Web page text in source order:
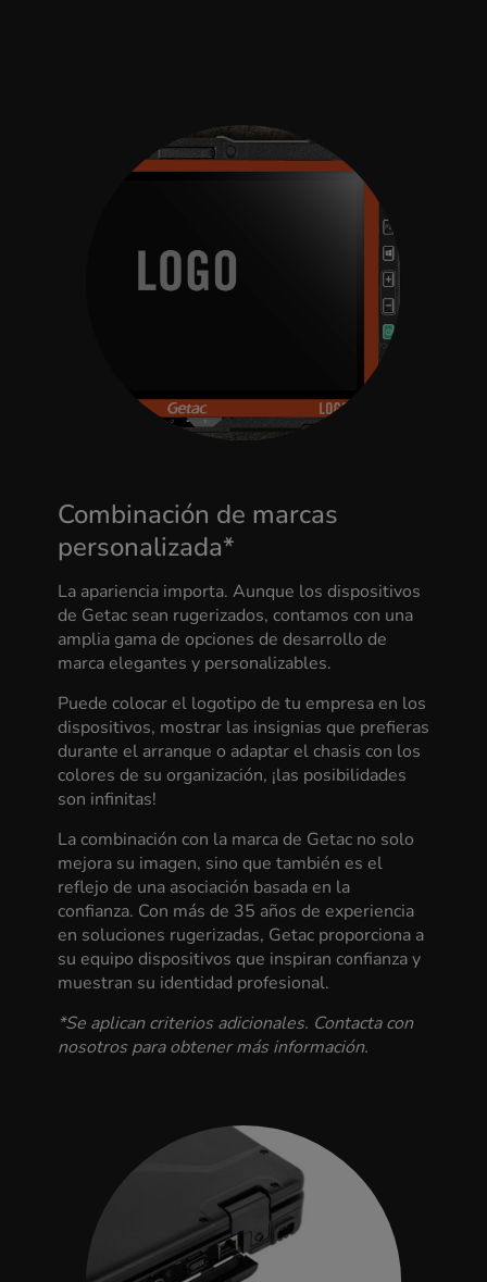
Combinación de marcas
personalizada*
La apariencia importa. Aunque los dispositivos
de Getac sean rugerizados, contamos con una
amplia gama de opciones de desarrollo de
marca elegantes y personalizables.
Puede colocar el logotipo de tu empresa en los
dispositivos, mostrar las insignias que prefieras
durante el arranque o adaptar el chasis con los
colores de su organización, ¡las posibilidades
son infinitas!
La combinación con la marca de Getac no solo
mejora su imagen, sino que también es el
reflejo de una asociación basada en la
confianza. Con más de 35 años de experiencia
en soluciones rugerizadas, Getac proporciona a
su equipo dispositivos que inspiran confianza y
muestran su identidad profesional.
*Se aplican criterios adicionales. Contacta con
nosotros para obtener más información.